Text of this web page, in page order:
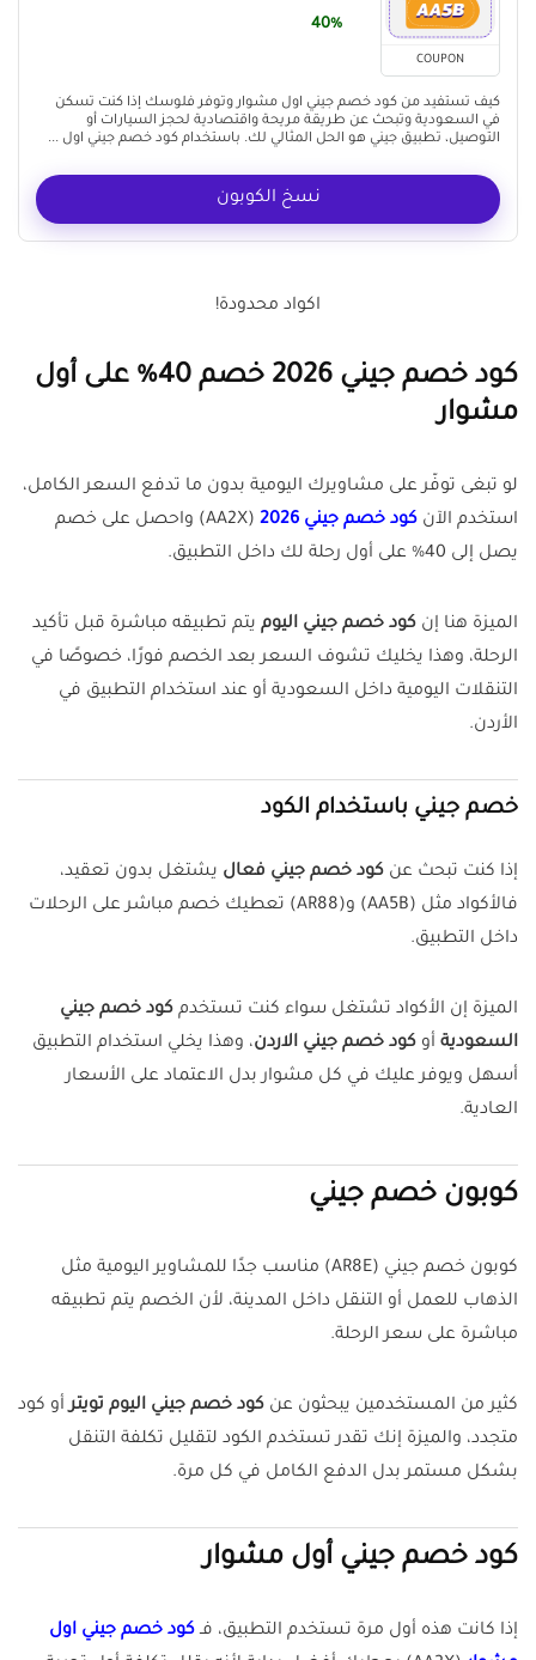
COUPON
40%
كيف تستفيد من كود خصم جيني اول مشوار وتوفر فلوسك إذا كنت تسكن
في السعودية وتبحث عن طريقة مريحة واقتصادية لحجز السيارات أو
التوصيل، تطبيق جيني هو الحل المثالي لك. باستخدام كود خصم جيني اول ...
نسخ الكوبون
اكواد محدودة!
كود خصم جيني 2026 خصم 40% على أول
مشوار
لو تبغى توفّر على مشاويرك اليومية بدون ما تدفع السعر الكامل،
استخدم الآن كود خصم جيني 2026
(AA2X) واحصل على خصم
يصل إلى 40% على أول رحلة لك داخل التطبيق.
الميزة هنا إن كود خصم جيني اليوم يتم تطبيقه مباشرة قبل تأكيد
الرحلة، وهذا يخليك تشوف السعر بعد الخصم فورًا، خصوصًا في
التنقلات اليومية داخل السعودية أو عند استخدام التطبيق في
الأردن.
خصم جيني باستخدام الكود
إذا كنت تبحث عن كود خصم جيني فعال يشتغل بدون تعقيد،
فالأكواد مثل (AA5B) و(AR88) تعطيك خصم مباشر على الرحلات
داخل التطبيق.
الميزة إن الأكواد تشتغل سواء كنت تستخدم كود خصم جيني
السعودية أو كود خصم جيني الاردن، وهذا يخلي استخدام التطبيق
أسهل ويوفر عليك في كل مشوار بدل الاعتماد على الأسعار
العادية.
كوبون خصم جيني
كوبون خصم جيني (AR8E) مناسب جدًا للمشاوير اليومية مثل
الذهاب للعمل أو التنقل داخل المدينة، لأن الخصم يتم تطبيقه
مباشرة على سعر الرحلة.
كثير من المستخدمين يبحثون عن كود خصم جيني اليوم تويترأو كود
متجدد، والميزة إنك تقدر تستخدم الكود لتقليل تكلفة التنقل
بشكل مستمر بدل الدفع الكامل في كل مرة.
كود خصم جيني أول مشوار
إذا كانت هذه أول مرة تستخدم التطبيق، فـكود خصم جيني اول